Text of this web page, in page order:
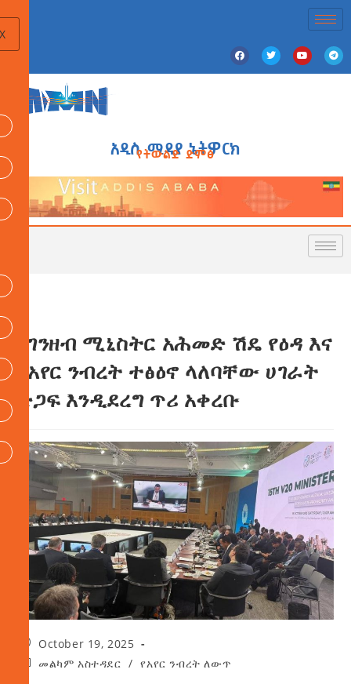
አዲስ ሚዲያ ኔትዎርክ
የትውልድ ድምፅ
የገንዘብ ሚኒስትር አሕመድ ሽዴ የዕዳ እና
የአየር ንብረት ተፅዕኖ ላለባቸው ሀገራት
ድጋፍ እንዲደረግ ጥሪ አቀረቡ
October 19, 2025
መልካም አስተዳደር / የአየር ንብረት ለውጥ